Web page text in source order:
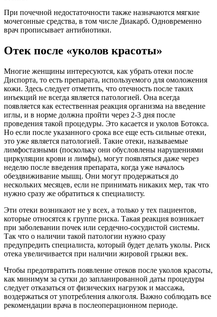
При почечной недостаточности также назначаются мягкие
мочегонные средства, в том числе Диакарб. Одновременно
врач прописывает антибиотики.
Отек после «уколов красоты»
Многие женщины интересуются, как убрать отеки после
Диспорта, то есть препарата, используемого для омоложения
кожи. Здесь следует отметить, что отечность после таких
инъекций не всегда является патологией. Она всегда
появляется как естественная реакция организма на введение
иглы, и в норме должна пройти через 2-3 дня после
проведения такой процедуры. Это касается и уколов Ботокса.
Но если после указанного срока все еще есть сильные отеки,
это уже является патологией. Такие отеки, называемые
лимфостазными (поскольку они обусловлены нарушениями
циркуляции крови и лимфы), могут появляться даже через
неделю после введения препарата, когда уже началось
обездвиживание мышц. Они могут продержаться до
нескольких месяцев, если не принимать никаких мер, так что
нужно сразу же обратиться к специалисту.
Эти отеки возникают не у всех, а только у тех пациентов,
которые относятся к группе риска. Такая реакция возникает
при заболевании почек или сердечно-сосудистой системы.
Так что о наличии такой патологии нужно сразу
предупредить специалиста, который будет делать уколы. Риск
отека увеличивается при наличии жировой грыжи век.
Чтобы предотвратить появление отеков после уколов красоты,
как минимум за сутки до запланированной даты процедуры
следует отказаться от физических нагрузок и массажа,
воздержаться от употребления алкоголя. Важно соблюдать все
рекомендации врача в послеоперационном периоде.